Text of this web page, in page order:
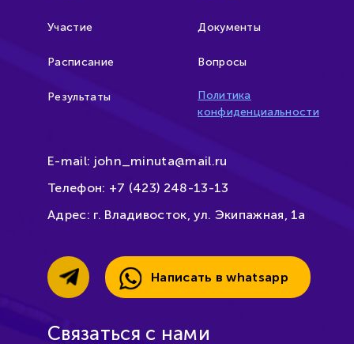
Участие
Расписание
Результаты
Документы
Вопросы
Политика
конфиденциальности
E-mail: john_minuta@mail.ru
Телефон: +7 (423) 248-13-13
Адрес: г. Владивосток, ул. Экипажная, 1а
Написать в whatsapp
Связаться с нами